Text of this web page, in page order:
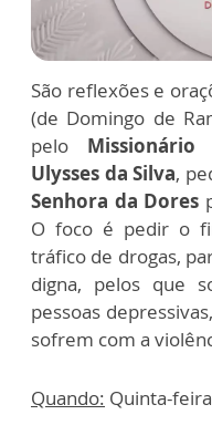
São reflexões e
(de Domingo de
pelo Missionário
Ulysses da Silva,
Senhora da Dores
O foco é pedir o
tráfico de drogas,
digna, pelos que
pessoas
sofrem com a
Quando: Quinta-